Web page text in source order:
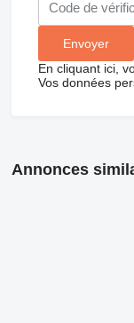
En cliquant ici,
Vos données
Annonces